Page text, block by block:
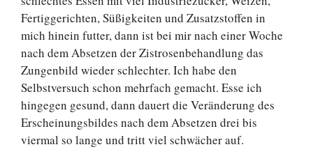
Fertiggerichten, Süßigkeiten und Zusatzstoffen in
mich hinein futter, dann ist bei mir nach einer Woche
nach dem Absetzen der Zistrosenbehandlung das
Zungenbild wieder schlechter. Ich habe den
Selbstversuch schon mehrfach gemacht. Esse ich
hingegen gesund, dann dauert die Veränderung des
Erscheinungsbildes nach dem Absetzen drei bis
viermal so lange und tritt viel schwächer auf.